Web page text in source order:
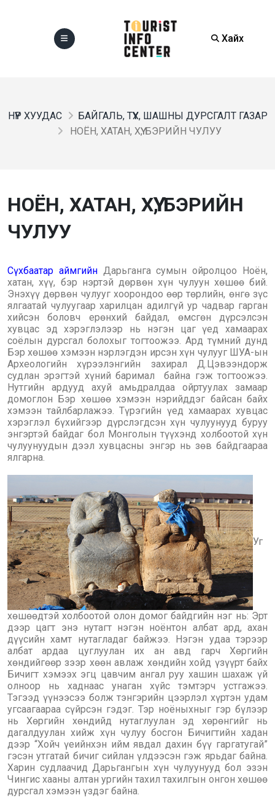
Хайх
НҮҮР ХУУДАС
БАЙГАЛЬ, ТҮҮХ, ШАШНЫ ДУРСГАЛТ ГАЗАР
НОЁН, ХАТАН, ХҮҮ, БЭРИЙН ЧУЛУУ
НОЁН, ХАТАН, ХҮҮ, БЭРИЙН
ЧУЛУУ
Сүхбаатар аймгийнДарьганга сумын ойролцоо Ноён,
хатан, хүү, бэр нэртэй дөрвөн хүн чулуун хөшөө бий.
Энэхүү дөрвөн чулууг хоорондоо өөр төрлийн, өнгө зүс
ялгаатай чулуугаар харилцан адилгүй ур чадвар гарган
хийсэн боловч ерөнхий байдал, өмсгөн дүрсэлсэн
хувцас эд хэрэглэлээр нь нэгэн цаг үед хамаарах
соёлын дурсгал болохыг тогтоожээ. Ард түмний дунд
Бэр хөшөө хэмээн нэрлэгдэн ирсэн хүн чулууг ШУА-ын
Археологийн хүрээлэнгийн захирал Д.Цэвээндорж
судлан эрэгтэй хүний баримал байна гэж тогтоожээ.
Нутгийн ардууд ахуй амьдралдаа ойртуулах замаар
домоглон Бэр хөшөө хэмээн нэрийддэг байсан байх
хэмээн тайлбарлажээ. Түрэгийн үед хамаарах хувцас
хэрэглэл бүхийгээр дүрслэгдсэн хүн чулуунууд буруу
энгэртэй байдаг бол Монголын түүхэнд холбоотой хүн
чулуунуудын дээл хувцасны энгэр нь зөв байдгаараа
ялгарна.
Уг
хөшөөдтэй холбоотой олон домог байдгийн нэг нь: Эрт
дээр цагт энэ нутагт нэгэн ноёнтон албат ард, ахан
дүүсийн хамт нутагладаг байжээ. Нэгэн удаа тэрээр
албат ардаа цуглуулан их ан авд гарч Хөргийн
хөндийгөөр зээр хөөн авлаж хөндийн хойд үзүүрт байх
Бичигт хэмээх эгц цавчим ангал руу хашин шахаж үй
олноор нь хаднаас унаган хүйс тэмтэрч устгажээ.
Тэгээд үүнээсээ болж тэнгэрийн цээрлэл хүртэн удам
угсаагаараа сүйрсэн гэдэг. Тэр ноёныхныг гэр бүлээр
нь Хөргийн хөндийд нутаглуулан эд хөрөнгийг нь
дагалдуулан хийж хүн чулуу босгон Бичигтийн хадан
дээр “Хойч үеийнхэн ийм явдал дахин бүү гаргатугай”
гэсэн утгатай бичиг сийлан үлдээсэн гэж ярьдаг байна.
Харин судлаачид Дарьгангын хүн чулуунууд бол эзэн
Чингис хааны алтан ургийн тахил тахилгын онгон хөшөө
дурсгал хэмээн үздэг байна.